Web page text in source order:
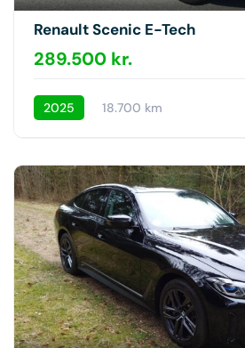
Renault Scenic E-Tech
289.500 kr.
2025 18.700 km